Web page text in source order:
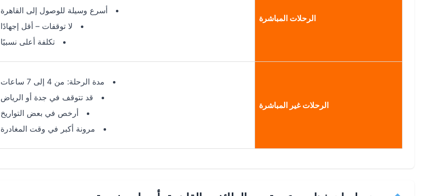
الرحلات المباشرة
أسرع وسيلة للوصول إلى القاهرة
لا توقفات – أقل إجهادًا
تكلفة أعلى نسبيًا
الرحلات غير المباشرة
مدة الرحلة: من 4 إلى 7 ساعات
قد تتوقف في جدة أو الرياض
أرخص في بعض التواريخ
مرونة أكبر في وقت المغادرة